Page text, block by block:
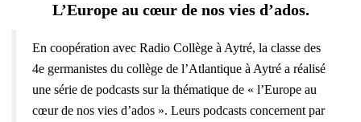
L’Europe au cœur de nos vies d’ados.
En coopération avec Radio Collège à Aytré, la classe des
4e germanistes du collège de l’Atlantique à Aytré a réalisé
une série de podcasts sur la thématique de « l’Europe au
cœur de nos vies d’ados ». Leurs podcasts concernent par